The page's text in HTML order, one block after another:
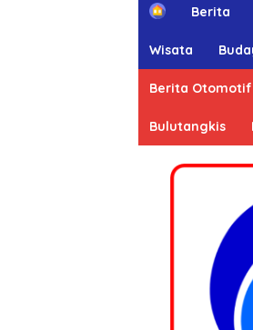
H
e
Berita
Wisata
Berita Otomotif
Bulutangkis